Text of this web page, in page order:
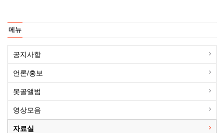
메뉴
공지사항
언론/홍보
못골앨범
영상모음
자료실